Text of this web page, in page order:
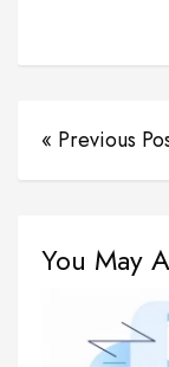
« Previous
You May